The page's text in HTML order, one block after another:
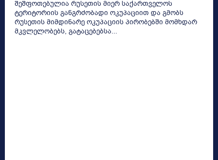
შეშფოთებულია რუსეთის მიერ საქართველოს
ტერიტორიის განგრძობადი ოკუპაციით და გმობს
რუსეთის მიმდინარე ოკუპაციის პირობებში მომხდარ
მკვლელობებს, გატაცებებსა...